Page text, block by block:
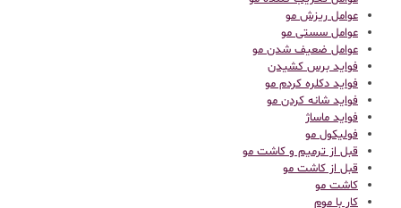
عوامل ریزش مو
عوامل سستی مو
عوامل ضعیف شدن مو
فواید برس کشیدن
فواید دکلره کردم مو
فواید شانه کردن مو
فواید ماساژ
فولیکول مو
قبل از ترمیم و کاشت مو
قبل از کاشت مو
كاشت مو
کار با موم